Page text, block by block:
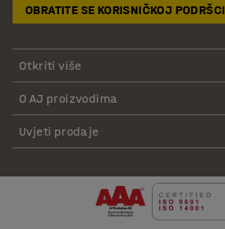
OBRATITE SE KORISNIČKOJ PODRŠCI
Otkriti više
O AJ proizvodima
Uvjeti prodaje